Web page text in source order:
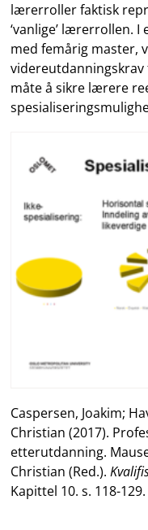
lærerroller faktisk
‘vanlige’ lærerrollen.
med femårig master,
måte å sikre lærere
Caspersen, Joakim;
Christian (2017).
etterutdanning.
Christian (Red.).
Kapittel 10. s. 118-